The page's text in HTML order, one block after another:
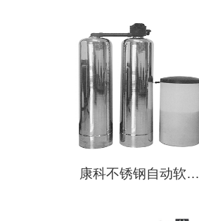
康科不锈钢自动软…